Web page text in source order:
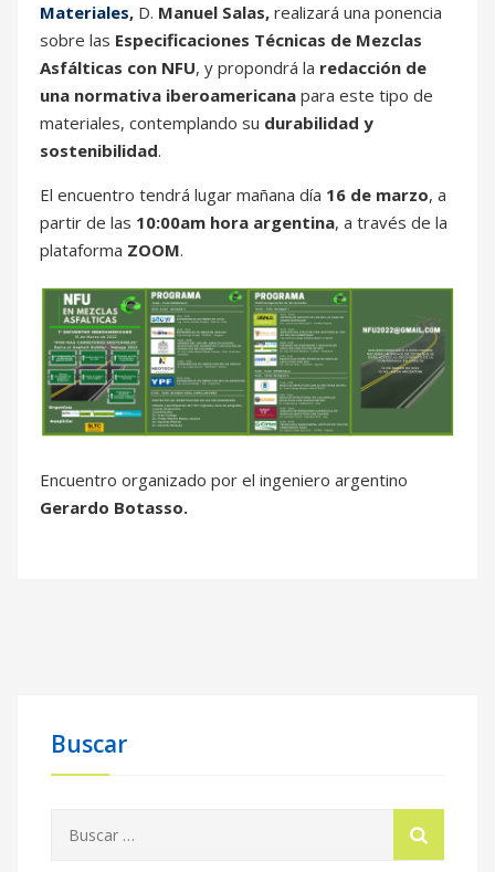
Materiales, D. Manuel Salas, realizará una ponencia
sobre las Especificaciones Técnicas de Mezclas
Asfálticas con NFU, y propondrá la redacción de
una normativa iberoamericana para este tipo de
materiales, contemplando su durabilidad y
sostenibilidad.
El encuentro tendrá lugar mañana día 16 de marzo, a
partir de las 10:00am hora argentina, a través de la
plataforma ZOOM.
Encuentro organizado por el ingeniero argentino
Gerardo Botasso.
Buscar